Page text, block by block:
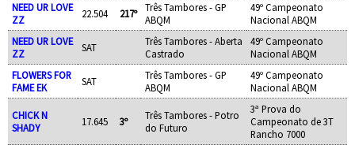
NEED UR LOVE
ZZ
22.504 217º
Três Tambores - GP
ABQM
49º Campeonato
Nacional ABQM
NEED UR LOVE
ZZ
SAT
Três Tambores - Aberta
Castrado
49º Campeonato
Nacional ABQM
FLOWERS FOR
FAME EK
SAT
Três Tambores - GP
ABQM
49º Campeonato
Nacional ABQM
CHICK N
SHADY
17.645 3º
Três Tambores - Potro
do Futuro
3ª Prova do
Campeonato de 3T
Rancho 7000